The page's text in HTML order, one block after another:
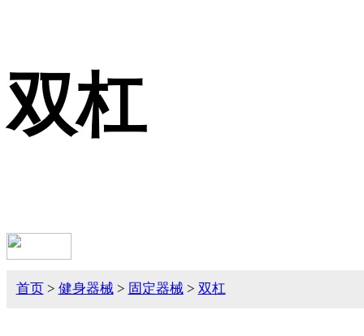
双杠
首页 > 健身器械> 固定器械> 双杠